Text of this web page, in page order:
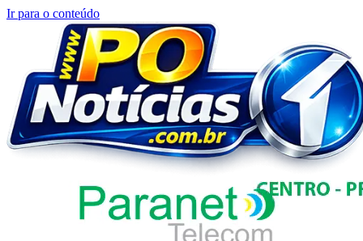
Ir para o conteúdo